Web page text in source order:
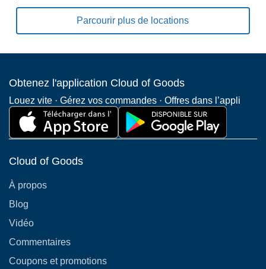
Parcourir plus de locations
Obtenez l'application Cloud of Goods
Louez vite · Gérez vos commandes · Offres dans l’appli
Cloud of Goods
À propos
Blog
Vidéo
Commentaires
Coupons et promotions